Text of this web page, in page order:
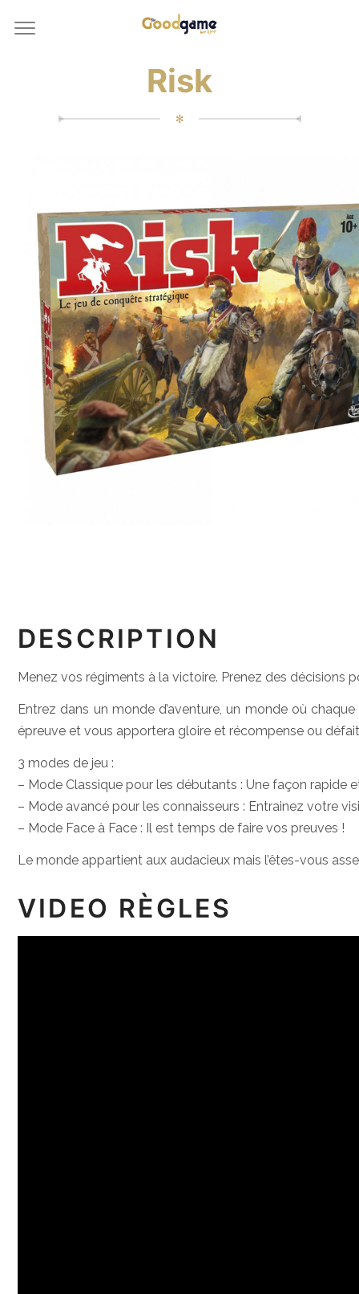
Risk
✻
DESCRIPTION
Menez vos régiments à la victoire. Prenez des décisions
Entrez dans un monde d’aventure, un monde où
épreuve et vous apportera gloire et récompense ou
3 modes de jeu :
– Mode Classique pour les débutants : Une façon rapide
– Mode avancé pour les connaisseurs : Entrainez votre
– Mode Face à Face : Il est temps de faire vos preuves !
Le monde appartient aux audacieux mais l’êtes-vous
VIDEO RÈGLES